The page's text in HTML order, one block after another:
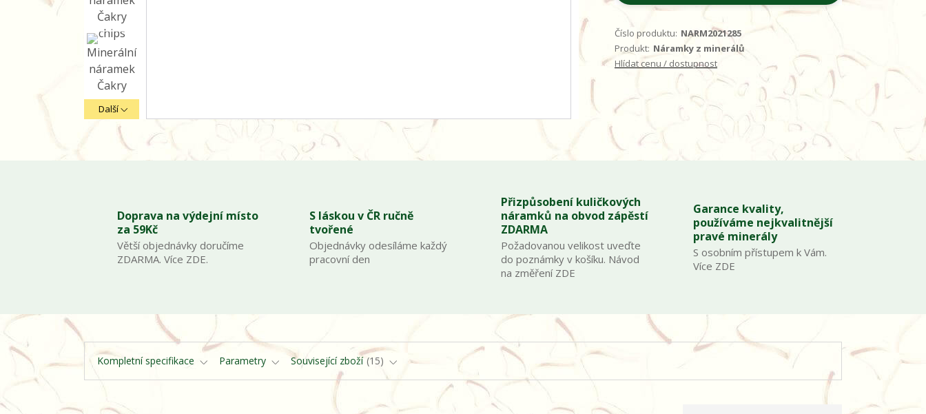
Další
Číslo produktu: NARM2021285
Produkt: Náramky z minerálů
Hlídat cenu / dostupnost
Doprava na výdejní místo
za 59Kč
Větší objednávky doručíme
ZDARMA. Více ZDE.
S láskou v ČR ručně
tvořené
Objednávky odesíláme každý
pracovní den
Přizpůsobení kuličkových
náramků na obvod zápěstí
ZDARMA
Požadovanou velikost uveďte
do poznámky v košíku. Návod
na změření ZDE
Garance kvality,
používáme nejkvalitnější
pravé minerály
S osobním přístupem k Vám.
Více ZDE
Kompletní specifikace Parametry Související zboží 15